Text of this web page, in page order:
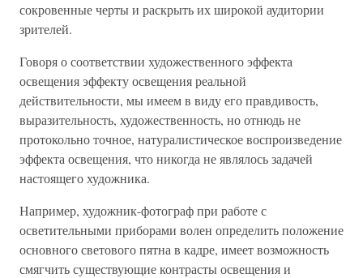
сокровенные черты и раскрыть их широкой аудитории
зрителей.
Говоря о соответствии художественного эффекта
освещения эффекту освещения реальной
действительности, мы имеем в виду его правдивость,
выразительность, художественность, но отнюдь не
протокольно точное, натуралистическое воспроизведение
эффекта освещения, что никогда не являлось задачей
настоящего художника.
Например, художник-фотограф при работе с
осветительными приборами волен определить положение
основного светового пятна в кадре, имеет возможность
смягчить существующие контрасты освещения и